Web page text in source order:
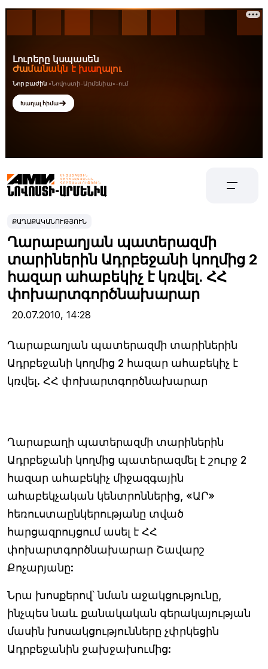
ՔԱՂԱՔԱԿԱՆՈՒԹՅՈՒՆ
Ղարաբաղյան պատերազմի
տարիներին Ադրբեջանի կողմից 2
հազար ահաբեկիչ է կռվել. ՀՀ
փոխարտգործնախարար
20.07.2010, 14:28
Ղարաբաղյան պատերազմի տարիներին
Ադրբեջանի կողմից 2 հազար ահաբեկիչ է
կռվել. ՀՀ փոխարտգործնախարար
Ղարաբաղի պատերազմի տարիներին
Ադրբեջանի կողմից պատերազմել է շուրջ 2
հազար ահաբեկիչ միջազգային
ահաբեկչական կենտրոններից, «ԱՐ»
հեռուստաընկերությանը տված
հարցազրույցում ասել է ՀՀ
փոխարտգործնախարար Շավարշ
Քոչարյանը:
Նրա խոսքերով՝ նման աջակցությունը,
ինչպես նաև քանակական գերակայության
մասին խոսակցությունները չփրկեցին
Ադրբեջանին ջախջախումից: